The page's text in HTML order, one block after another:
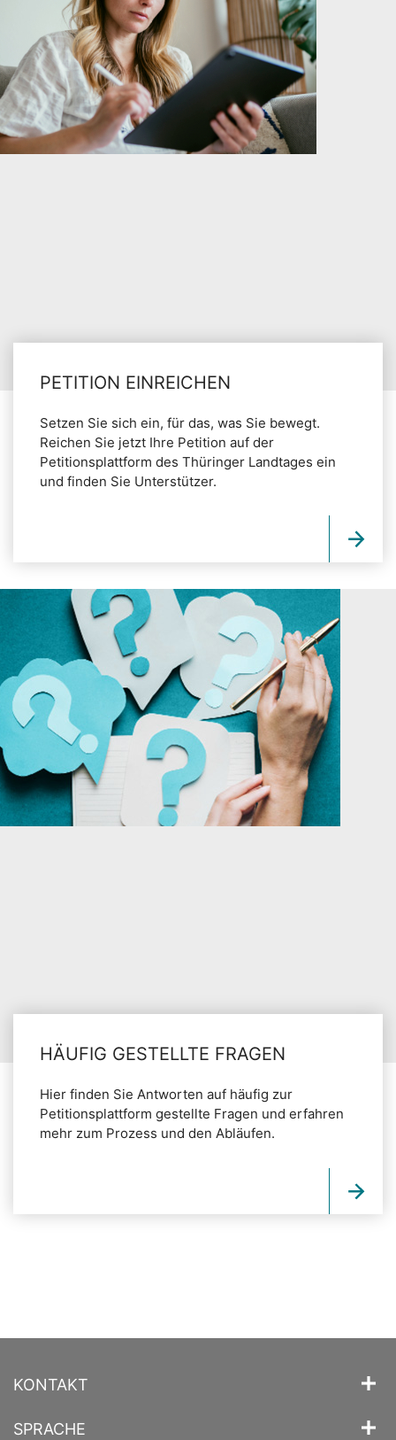
PETITION EINREICHEN
Setzen Sie sich ein, für das, was Sie bewegt.
Reichen Sie jetzt Ihre Petition auf der
Petitionsplattform des Thüringer Landtages ein
und finden Sie Unterstützer.
HÄUFIG GESTELLTE FRAGEN
Hier finden Sie Antworten auf häufig zur
Petitionsplattform gestellte Fragen und erfahren
mehr zum Prozess und den Abläufen.
KONTAKT
SPRACHE